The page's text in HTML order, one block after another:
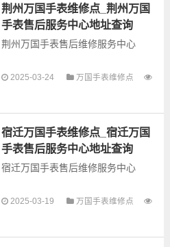
务，为了享受优质的...
荆州万国手表维修点_荆州万国
手表售后服务中心地址查询
荆州万国手表售后维修服务中心
以下是古锋网为您整理的荆州万国
的故障检测维修，手表保养等业
务，为了享受优质的...
2025-03-24
万国手表维修点
宿迁万国手表维修点_宿迁万国
手表售后服务中心地址查询
宿迁万国手表售后维修服务中心
息，可以为您提供万国全型号手表
2025-03-19
万国手表维修点